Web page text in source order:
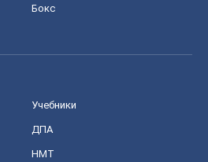
Бокс
Учебники
ДПА
НМТ